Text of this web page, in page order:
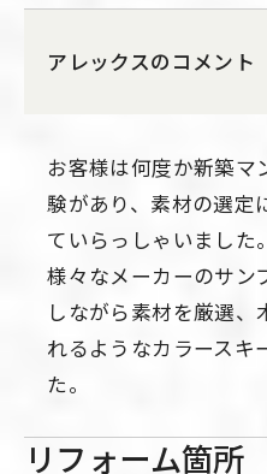
アレックスのコメント
お客様は何度か新築マ
験があり、素材の選定
ていらっしゃいました。
様々なメーカーのサン
しながら素材を厳選、
れるようなカラースキ
た。
リフォーム箇所